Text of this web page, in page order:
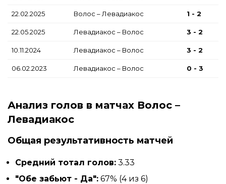
22.02.2025 Волос – Левадиакос 1 - 2
22.05.2025 Левадиакос – Волос 3 - 2
10.11.2024 Левадиакос – Волос 3 - 2
06.02.2023 Левадиакос – Волос 0 - 3
Анализ голов в матчах Волос –
Левадиакос
Общая результативность матчей
Средний тотал голов: 3.33
"Обе забьют - Да": 67% (4 из 6)